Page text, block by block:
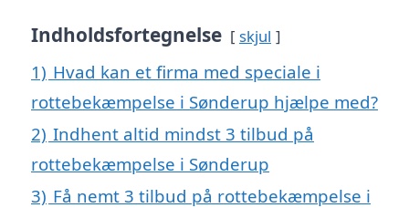
Indholdsfortegnelse skjul
1) Hvad kan et firma med speciale i
rottebekæmpelse i Sønderup hjælpe med?
2) Indhent altid mindst 3 tilbud på
rottebekæmpelse i Sønderup
3) Få nemt 3 tilbud på rottebekæmpelse i